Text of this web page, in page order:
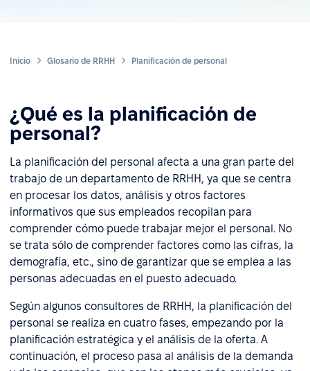
Inicio Glosario de RRHH Planificación de personal
¿Qué es la planificación de
personal?
La planificación del personal afecta a una gran parte del
trabajo de un departamento de RRHH, ya que se centra
en procesar los datos, análisis y otros factores
informativos que sus empleados recopilan para
comprender cómo puede trabajar mejor el personal. No
se trata sólo de comprender factores como las cifras, la
demografía, etc., sino de garantizar que se emplea a las
personas adecuadas en el puesto adecuado.
Según algunos consultores de RRHH, la planificación del
personal se realiza en cuatro fases, empezando por la
planificación estratégica y el análisis de la oferta. A
continuación, el proceso pasa al análisis de la demanda